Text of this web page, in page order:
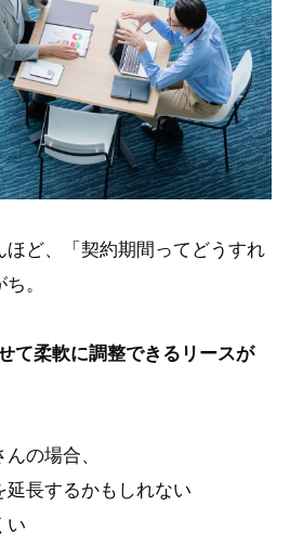
ど、「契約期間ってどうすれ
。
て柔軟に調整できるリースが
の場合、
延長するかもしれない
い